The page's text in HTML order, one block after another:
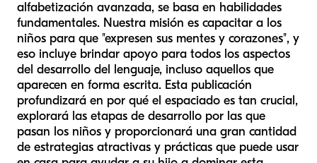
alfabetización avanzada, se basa en habilidades
fundamentales. Nuestra misión es capacitar a los
niños para que "expresen sus mentes y corazones", y
eso incluye brindar apoyo para todos los aspectos
del desarrollo del lenguaje, incluso aquellos que
aparecen en forma escrita. Esta publicación
profundizará en por qué el espaciado es tan crucial,
explorará las etapas de desarrollo por las que
pasan los niños y proporcionará una gran cantidad
de estrategias atractivas y prácticas que puede usar